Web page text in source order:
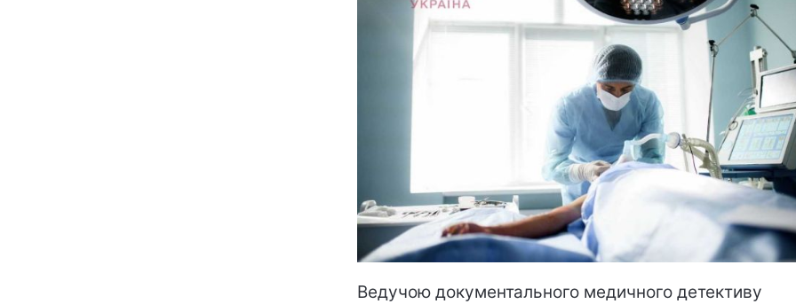
Ведучою документального медичного детективу